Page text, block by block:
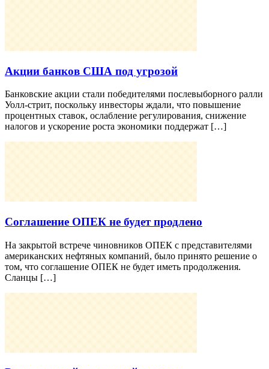
Акции банков США под угрозой
Банковские акции стали победителями послевыборного ралли
Уолл-стрит, поскольку инвесторы ждали, что повышение
процентных ставок, ослабление регулирования, снижение
налогов и ускорение роста экономики поддержат […]
Соглашение ОПЕК не будет продлено
На закрытой встрече чиновников ОПЕК с представителями
американских нефтяных компаний, было принято решение о
том, что соглашение ОПЕК не будет иметь продолжения.
Сланцы […]